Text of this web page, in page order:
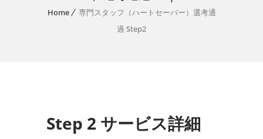
Home
専門スタッフ（ハートセーバー）選考通
過 Step2
Step 2 サービス詳細